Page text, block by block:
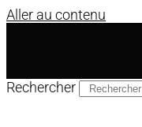
Aller au contenu
Rechercher